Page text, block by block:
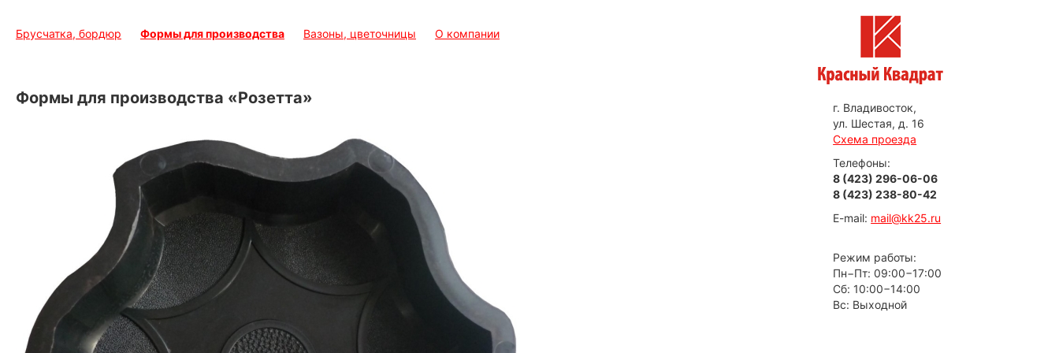
г. Владивосток,
ул. Шестая, д. 16
Схема проезда
Телефоны:
8 (423) 296-06-06
8 (423) 238-80-42
E-mail: mail@kk25.ru
Режим работы:
Пн−Пт: 09:00−17:00
Сб: 10:00−14:00
Вс: Выходной
Брусчатка, бордюр Формы для производства Вазоны, цветочницы О компании
Формы для производства «Розетта»